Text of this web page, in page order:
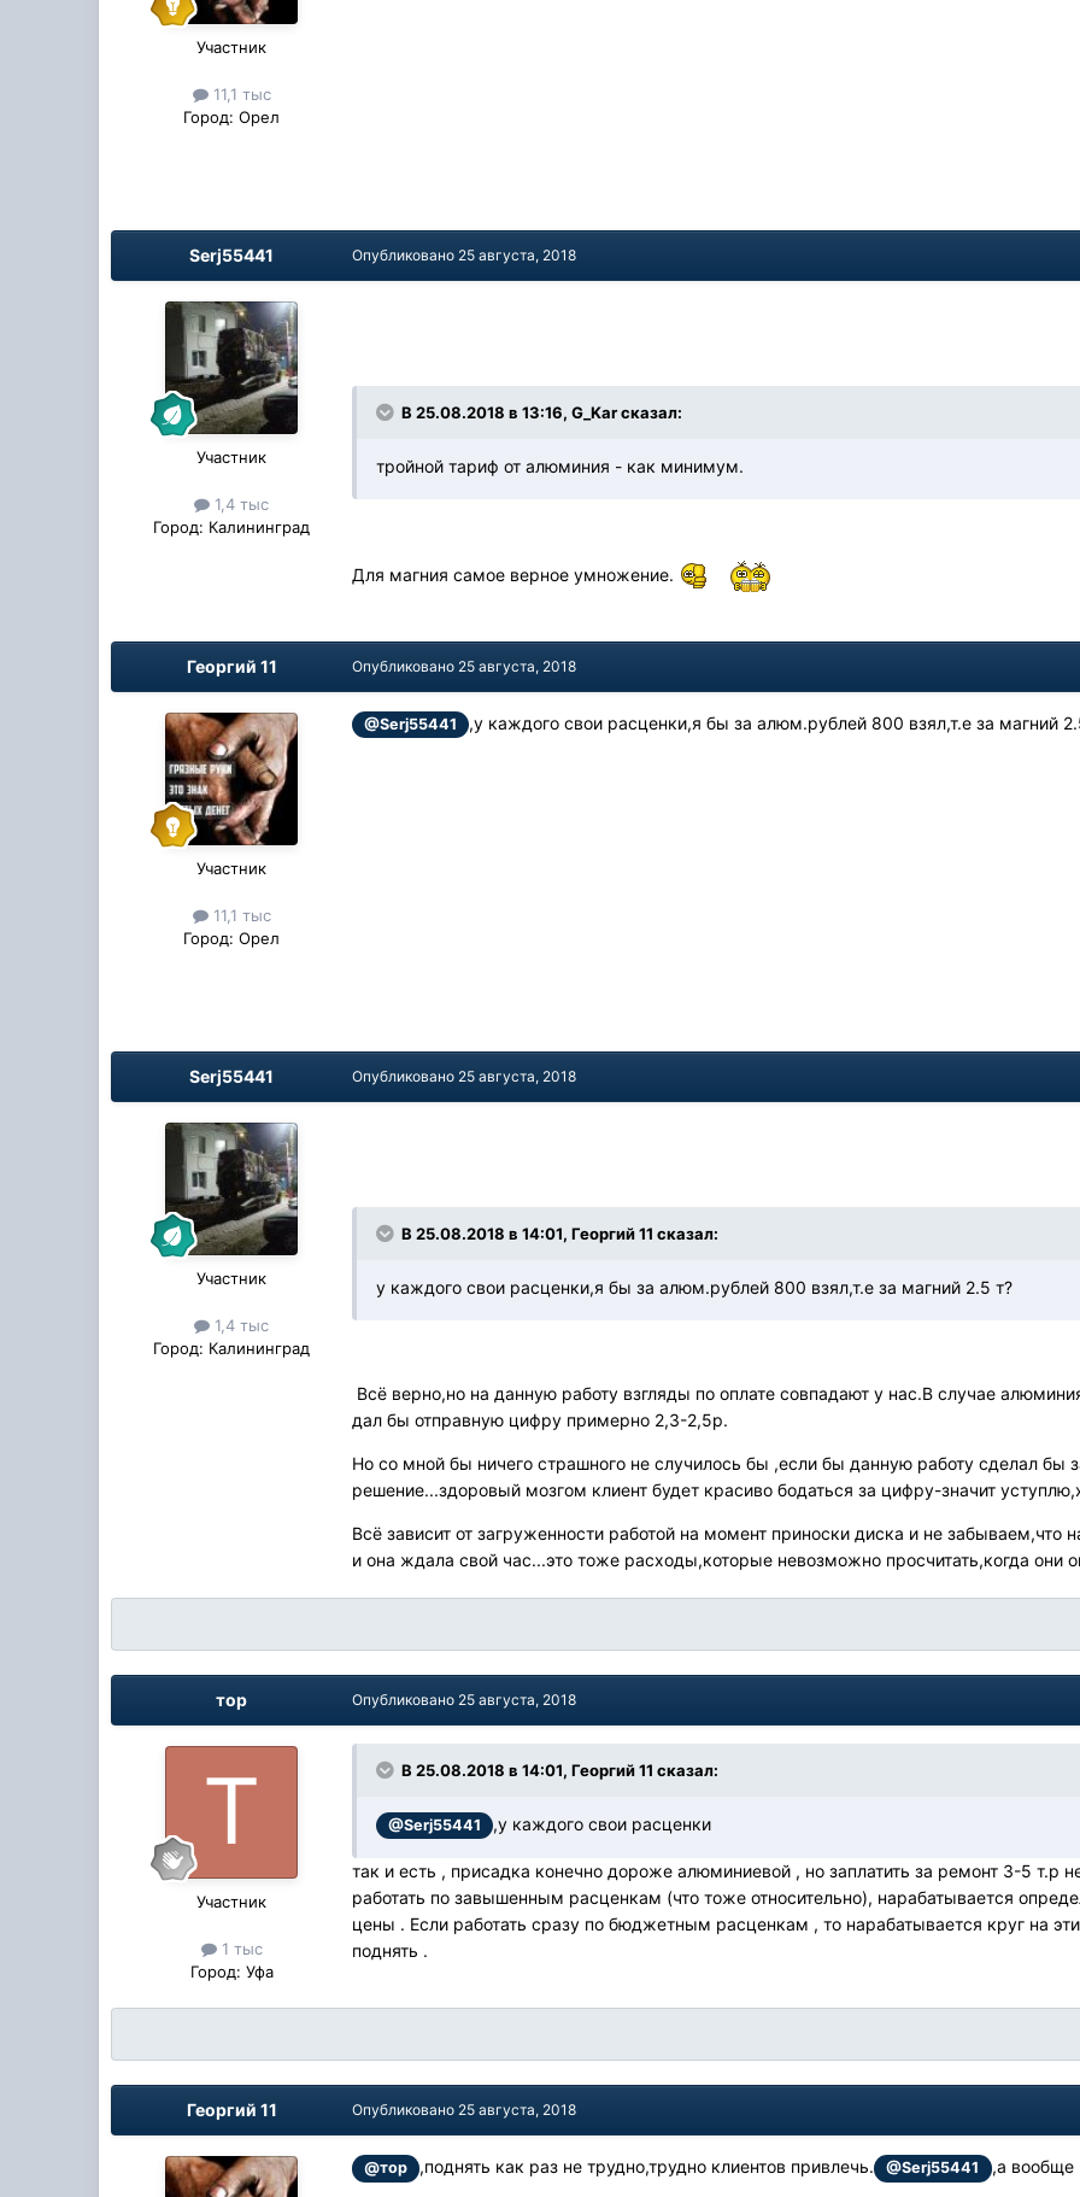
Участник
11,1 тыс
Город: Орел
Serj55441
Участник
1,4 тыс
Город: Калининград
Опубликовано 25 августа, 2018
В 25.08.2018 в 13:16, G_Kar сказал:
тройной тариф от алюминия - как минимум.
Для магния самое верное умножение.
Георгий 11
Участник
11,1 тыс
Город: Орел
Опубликовано 25 августа, 2018
@Serj55441 ,у каждого свои расценки,я бы за алюм.рублей 800 взял,т.е за магний
Serj55441
Участник
1,4 тыс
Город: Калининград
Опубликовано 25 августа, 2018
В 25.08.2018 в 14:01, Георгий 11 сказал:
у каждого свои расценки,я бы за алюм.рублей 800 взял,т.е за магний 2.5 т?
Всё верно,но на данную работу взгляды по оплате совпадают у нас.В случае
дал бы отправную цифру примерно 2,3-2,5р.
Но со мной бы ничего страшного не случилось бы ,если бы данную работу сделал бы
решение...здоровый мозгом клиент будет красиво бодаться за цифру-значит
Всё зависит от загруженности работой на момент приноски диска и не забываем,что
и она ждала свой час...это тоже расходы,которые невозможно просчитать,когда они
тор
Участник
1 тыс
Город: Уфа
Опубликовано 25 августа, 2018
В 25.08.2018 в 14:01, Георгий 11 сказал:
@Serj55441 ,у каждого свои расценки
так и есть , присадка конечно дороже алюминиевой , но заплатить за ремонт 3-5 т.р
работать по завышенным расценкам (что тоже относительно), нарабатывается
цены . Если работать сразу по бюджетным расценкам , то нарабатывается круг на
поднять .
Георгий 11 Опубликовано 25 августа, 2018
@тор ,поднять как раз не трудно,трудно клиентов привлечь. @Serj55441 ,а вообще